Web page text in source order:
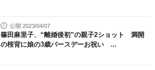
公開 2023/04/07
篠田麻里子、“離婚後初”の親子2ショット 満開
の桜背に娘の3歳バースデーお祝い ...